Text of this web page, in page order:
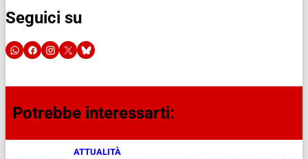
Seguici su
Potrebbe interessarti:
ATTUALITÀ